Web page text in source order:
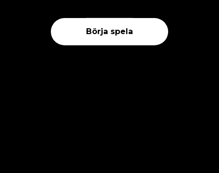
Börja spela